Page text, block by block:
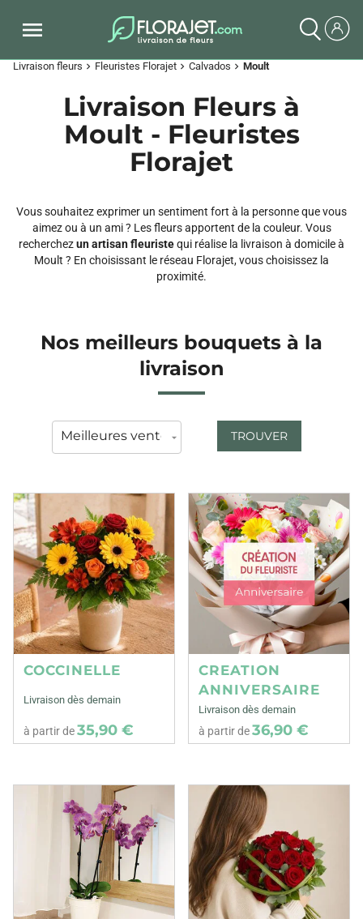
Livraison fleurs chevron_right Fleuristes Florajet chevron_right Calvados chevron_right Moult
Livraison Fleurs à
Moult - Fleuristes
Florajet
Vous souhaitez exprimer un sentiment fort à la personne que vous
aimez ou à un ami ? Les fleurs apportent de la couleur. Vous
recherchezun artisan fleuristequi réalise la livraison à domicile à
Moult ? En choisissant le réseau Florajet, vous choisissez la
proximité.
Nos meilleurs bouquets à la
livraison
TROUVER
COCCINELLE
Livraison dès demain
à partir de35,90 €
CREATION
ANNIVERSAIRE
Livraison dès demain
à partir de36,90 €